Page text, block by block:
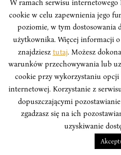
INSTYTUT BOYMA. WSZELKIE
Prywatności Serwisu
designBeata Świerczyńska,
W ramach serwisu
cookie w celu zapewnienia jego
poziomie, w tym dostosowania
użytkownika. Więcej informacji
znajdziesz tutaj. Możesz
warunków przechowywania lub
cookie przy wykorzystaniu opcji
internetowej. Korzystanie z
dopuszczającymi
zgadzasz się na ich
uzyskiwanie